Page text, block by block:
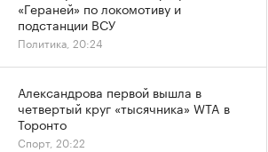
«Гераней» по локомотиву и
подстанции ВСУ
Политика, 20:24
Александрова первой вышла в
четвертый круг «тысячника» WTA в
Торонто
Спорт, 20:22